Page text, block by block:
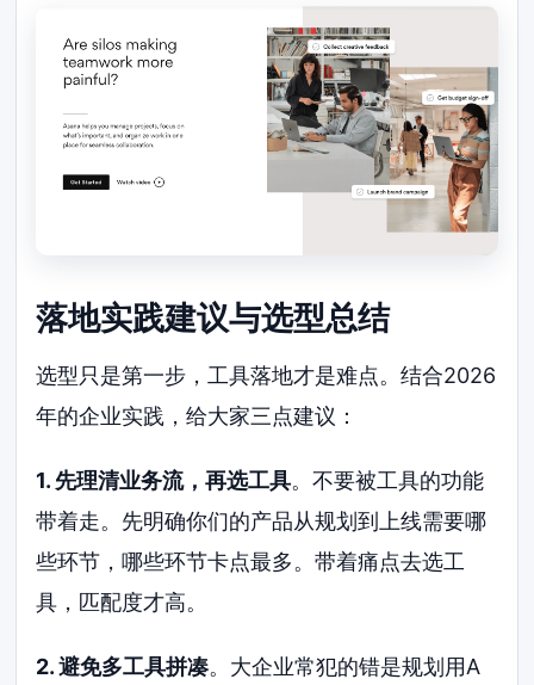
落地实践建议与选型总结
选型只是第一步，工具落地才是难点。结合2026
年的企业实践，给大家三点建议：
1. 先理清业务流，再选工具。不要被工具的功能
带着走。先明确你们的产品从规划到上线需要哪
些环节，哪些环节卡点最多。带着痛点去选工
具，匹配度才高。
2. 避免多工具拼凑。大企业常犯的错是规划用A